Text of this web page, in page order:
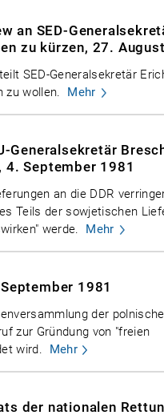
an SED-
zu kürzen, 27.
SED-Generalsekretär
zu wollen. Mehr
Generalsekretär
4. September 1981
an die DDR
Teils der sowjetischen
werde. Mehr
1981
der
zur Gründung von "freien
wird. Mehr
der nationalen